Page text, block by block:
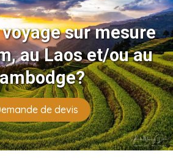
voyage sur mesure
au Laos et/ou au
de devis